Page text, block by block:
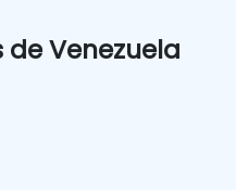
Venezuela